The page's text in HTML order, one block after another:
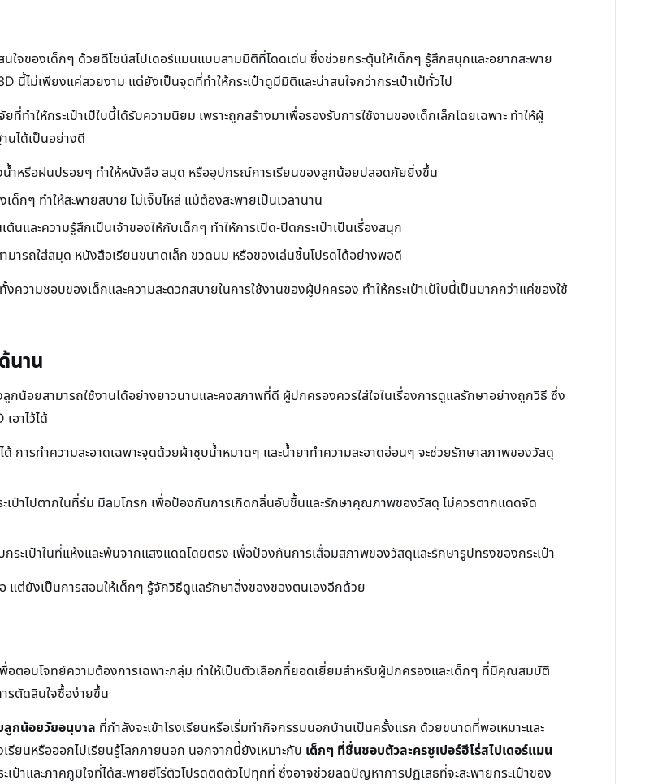
จของเด็กๆ ด้วยดีไซน์สไปเดอร์แมนแบบสามมิติที่โดดเด่น ซึ่งช่วยกระตุ้นให้เด็กๆ รู้สึกสนุกและอยากสะพาย
นี้ไม่เพียงแค่สวยงาม แต่ยังเป็นจุดที่ทำให้กระเป๋าดูมีมิติและน่าสนใจกว่ากระเป๋าเป้ทั่วไป
ห้กระเป๋าเป้ใบนี้ได้รับความนิยม เพราะถูกสร้างมาเพื่อรองรับการใช้งานของเด็กเล็กโดยเฉพาะ ทำให้ผู้
นได้เป็นอย่างดี
หรือฝนปรอยๆ ทำให้หนังสือ สมุด หรืออุปกรณ์การเรียนของลูกน้อยปลอดภัยยิ่งขึ้น
กๆ ทำให้สะพายสบาย ไม่เจ็บไหล่ แม้ต้องสะพายเป็นเวลานาน
นและความรู้สึกเป็นเจ้าของให้กับเด็กๆ ทำให้การเปิด-ปิดกระเป๋าเป็นเรื่องสนุก
มารถใส่สมุด หนังสือเรียนขนาดเล็ก ขวดนม หรือของเล่นชิ้นโปรดได้อย่างพอดี
วามชอบของเด็กและความสะดวกสบายในการใช้งานของผู้ปกครอง ทำให้กระเป๋าเป้ใบนี้เป็นมากกว่าแค่ของใช้
นาน
กน้อยสามารถใช้งานได้อย่างยาวนานและคงสภาพที่ดี ผู้ปกครองควรใส่ใจในเรื่องการดูแลรักษาอย่างถูกวิธี ซึ่ง
อาไว้ได้
การทำความสะอาดเฉพาะจุดด้วยผ้าชุบน้ำหมาดๆ และน้ำยาทำความสะอาดอ่อนๆ จะช่วยรักษาสภาพของวัสดุ
ะเป๋าไปตากในที่ร่ม มีลมโกรก เพื่อป้องกันการเกิดกลิ่นอับชื้นและรักษาคุณภาพของวัสดุ ไม่ควรตากแดดจัด
กระเป๋าในที่แห้งและพ้นจากแสงแดดโดยตรง เพื่อป้องกันการเสื่อมสภาพของวัสดุและรักษารูปทรงของกระเป๋า
แต่ยังเป็นการสอนให้เด็กๆ รู้จักวิธีดูแลรักษาสิ่งของของตนเองอีกด้วย
อตอบโจทย์ความต้องการเฉพาะกลุ่ม ทำให้เป็นตัวเลือกที่ยอดเยี่ยมสำหรับผู้ปกครองและเด็กๆ ที่มีคุณสมบัติ
ารตัดสินใจซื้อง่ายขึ้น
ลูกน้อยวัยอนุบาล ที่กำลังจะเข้าโรงเรียนหรือเริ่มทำกิจกรรมนอกบ้านเป็นครั้งแรก ด้วยขนาดที่พอเหมาะและ
รียนหรือออกไปเรียนรู้โลกภายนอก นอกจากนี้ยังเหมาะกับ เด็กๆ ที่ชื่นชอบตัวละครซูเปอร์ฮีโร่สไปเดอร์แมน
ป๋าและภาคภูมิใจที่ได้สะพายฮีโร่ตัวโปรดติดตัวไปทุกที่ ซึ่งอาจช่วยลดปัญหาการปฏิเสธที่จะสะพายกระเป๋าของ